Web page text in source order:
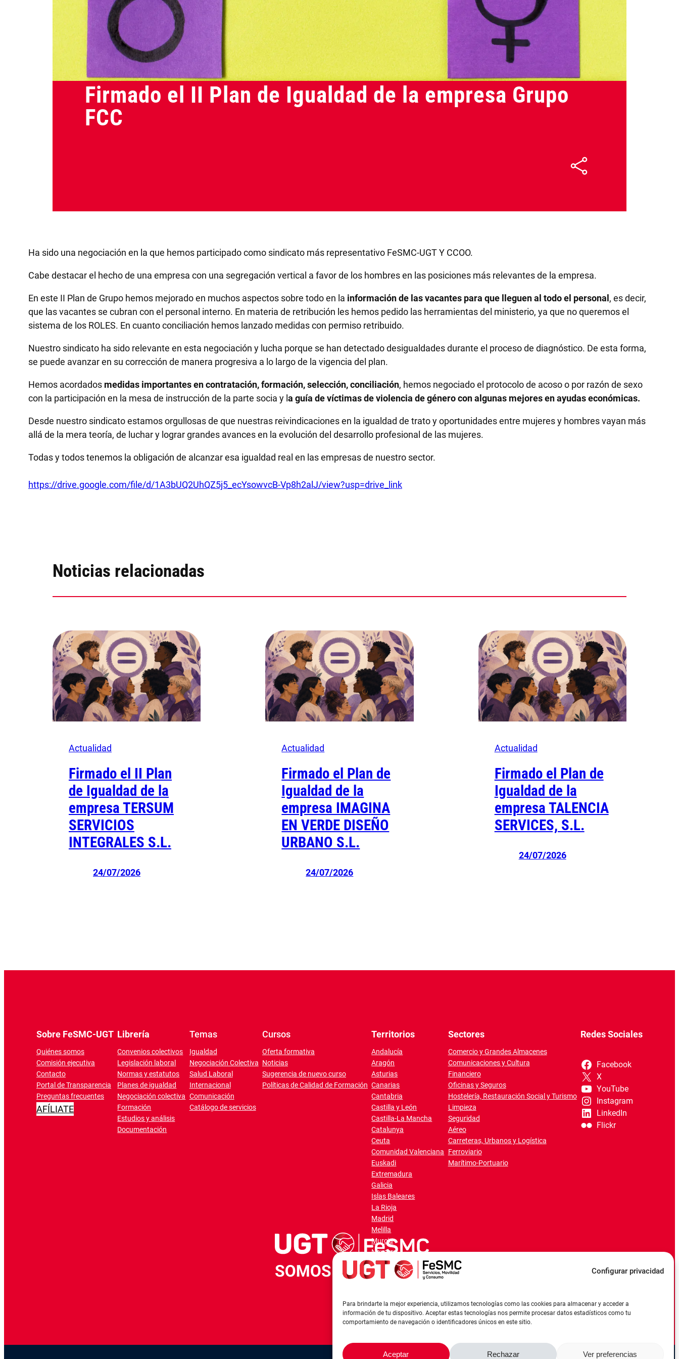
Configurar privacidad
Para brindarte la mejor experiencia, utilizamos tecnologías como las cookies para almacenar y acceder a
información de tu dispositivo. Aceptar estas tecnologías nos permite procesar datos estadísticos como tu
comportamiento de navegación o identificadores únicos en este sitio.
Aceptar Rechazar Ver preferencias
Actualidad 20/02/2026
Firmado el II Plan de Igualdad de la empresa Grupo
FCC
Ha sido una negociación en la que hemos participado como sindicato más representativo FeSMC-UGT Y CCOO.
Cabe destacar el hecho de una empresa con una segregación vertical a favor de los hombres en las posiciones más relevantes de la empresa.
En este II Plan de Grupo hemos mejorado en muchos aspectos sobre todo en la información de las vacantes para que lleguen al todo el personal, es decir,
que las vacantes se cubran con el personal interno. En materia de retribución les hemos pedido las herramientas del ministerio, ya que no queremos el
sistema de los ROLES. En cuanto conciliación hemos lanzado medidas con permiso retribuido.
Nuestro sindicato ha sido relevante en esta negociación y lucha porque se han detectado desigualdades durante el proceso de diagnóstico. De esta forma,
se puede avanzar en su corrección de manera progresiva a lo largo de la vigencia del plan.
Hemos acordados medidas importantes en contratación, formación, selección, conciliación, hemos negociado el protocolo de acoso o por razón de sexo
con la participación en la mesa de instrucción de la parte socia y la guía de víctimas de violencia de género con algunas mejores en ayudas económicas.
Desde nuestro sindicato estamos orgullosas de que nuestras reivindicaciones en la igualdad de trato y oportunidades entre mujeres y hombres vayan más
allá de la mera teoría, de luchar y lograr grandes avances en la evolución del desarrollo profesional de las mujeres.
Todas y todos tenemos la obligación de alcanzar esa igualdad real en las empresas de nuestro sector.
https://drive.google.com/file/d/1A3bUQ2UhQZ5j5_ecYsowvcB-Vp8h2alJ/view?usp=drive_link
Noticias relacionadas
Actualidad
Firmado el II Plan
de Igualdad de la
empresa TERSUM
SERVICIOS
INTEGRALES S.L.
24/07/2026
Actualidad
Firmado el Plan de
Igualdad de la
empresa IMAGINA
EN VERDE DISEÑO
URBANO S.L.
24/07/2026
Actualidad
Firmado el Plan de
Igualdad de la
empresa TALENCIA
SERVICES, S.L.
24/07/2026
Sobre FeSMC-UGT
Quiénes somos
Comisión ejecutiva
Contacto
Portal de Transparencia
Preguntas frecuentes
AFÍLIATE
Librería
Convenios colectivos
Legislación laboral
Normas y estatutos
Planes de igualdad
Negociación colectiva
Formación
Estudios y análisis
Documentación
Temas
Igualdad
Negociación Colectiva
Salud Laboral
Internacional
Comunicación
Catálogo de servicios
Cursos
Oferta formativa
Noticias
Sugerencia de nuevo curso
Políticas de Calidad de Formación
Territorios
Andalucía
Aragón
Asturias
Canarias
Cantabria
Castilla y León
Castilla-La Mancha
Catalunya
Ceuta
Comunidad Valenciana
Euskadi
Extremadura
Galicia
Islas Baleares
La Rioja
Madrid
Melilla
Murcia
Navarra
Sectores
Comercio y Grandes Almacenes
Comunicaciones y Cultura
Financiero
Oficinas y Seguros
Hostelería, Restauración Social y Turismo
Limpieza
Seguridad
Aéreo
Carreteras, Urbanos y Logística
Ferroviario
Marítimo-Portuario
Redes Sociales
Facebook
X
YouTube
Instagram
LinkedIn
Flickr